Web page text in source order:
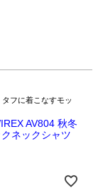
フに着こなすモッ
AV804 秋冬
ネックシャツ